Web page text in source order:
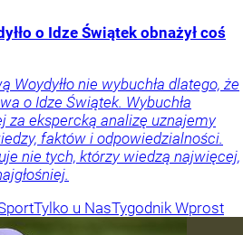
o Idze Świątek obnażył coś
Woydyłło nie wybuchła dlatego, że
o Idze Świątek. Wybuchła
za ekspercką analizę uznajemy
faktów i odpowiedzialności.
nie tych, którzy wiedzą najwięcej,
Tylko u NasTygodnik Wprost